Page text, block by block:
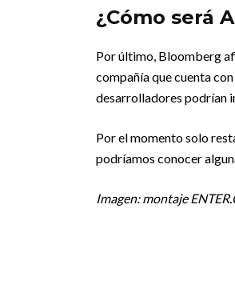
¿Cómo será
Por último, Bloomberg
compañía que cuenta
desarrolladores podrían
Por el momento solo
podríamos conocer
Imagen: montaje